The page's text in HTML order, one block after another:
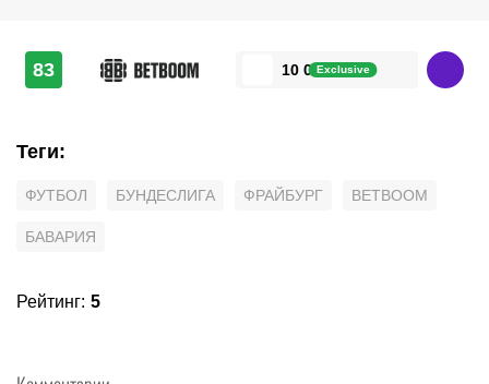
83 10 000 ₽Exclusive
Теги:
ФУТБОЛ БУНДЕСЛИГА ФРАЙБУРГ BETBOOM
БАВАРИЯ
Рейтинг: 5